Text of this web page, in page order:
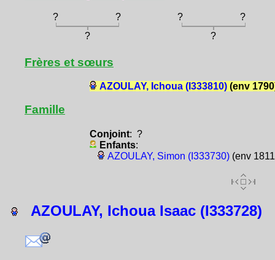
? ? ?
?
?
?
Frères et sœurs
AZOULAY, Ichoua (I333810)(env
Famille
Conjoint: ?
Enfants:
AZOULAY, Simon (I333730)(env
AZOULAY, Ichoua Isaac (I333728)